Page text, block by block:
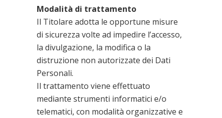
Modalità di trattamento
Il Titolare adotta le opportune misure
di sicurezza volte ad impedire l’accesso,
la divulgazione, la modifica o la
distruzione non autorizzate dei Dati
Personali.
Il trattamento viene effettuato
mediante strumenti informatici e/o
telematici, con modalità organizzative e